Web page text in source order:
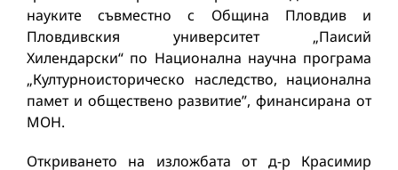
науките съвместно с Община Пловдив и
Пловдивския университет „Паисий
Хилендарски“ по Национална научна програма
„Културноисторическо наследство, национална
памет и обществено развитие”, финансирана от
МОН.
Откриването на изложбата от д-р Красимир